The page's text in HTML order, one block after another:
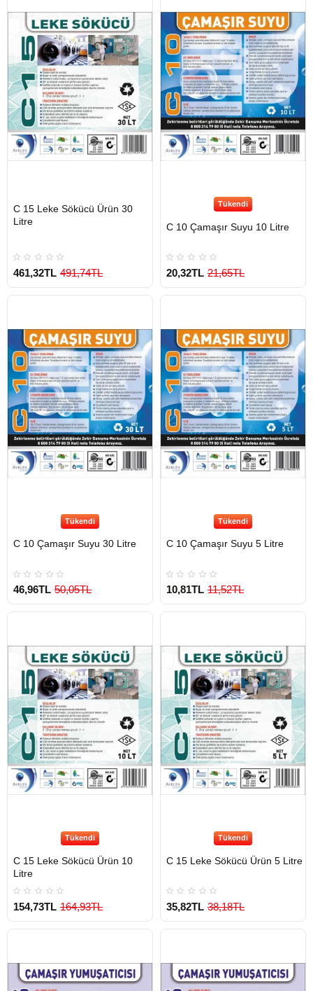
GÖNDERİ
Çok Satılan Ürün
C 15 Leke Sökücü Ürün 30
Litre
461,32TL 491,74TL
Tükendi
C 10 Çamaşır Suyu 10 Litre
20,32TL 21,65TL
Tükendi
C 10 Çamaşır Suyu 30 Litre
46,96TL 50,05TL
Tükendi
C 10 Çamaşır Suyu 5 Litre
10,81TL 11,52TL
Tükendi
C 15 Leke Sökücü Ürün 10
Litre
154,73TL 164,93TL
Tükendi
C 15 Leke Sökücü Ürün 5 Litre
35,82TL 38,18TL